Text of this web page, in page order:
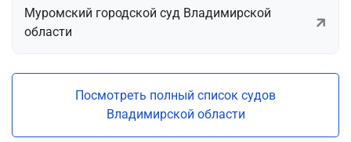
Муромский городской суд Владимирской
области
Посмотреть полный список судов
Владимирской области